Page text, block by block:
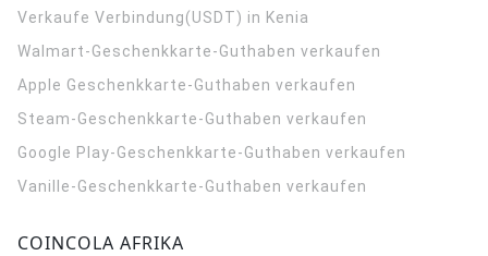
Verkaufe Verbindung(USDT) in Kenia
Walmart-Geschenkkarte-Guthaben verkaufen
Apple Geschenkkarte-Guthaben verkaufen
Steam-Geschenkkarte-Guthaben verkaufen
Google Play-Geschenkkarte-Guthaben verkaufen
Vanille-Geschenkkarte-Guthaben verkaufen
COINCOLA AFRIKA